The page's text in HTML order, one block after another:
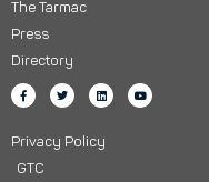
The Tarmac
Press
Directory
Privacy Policy
GTC